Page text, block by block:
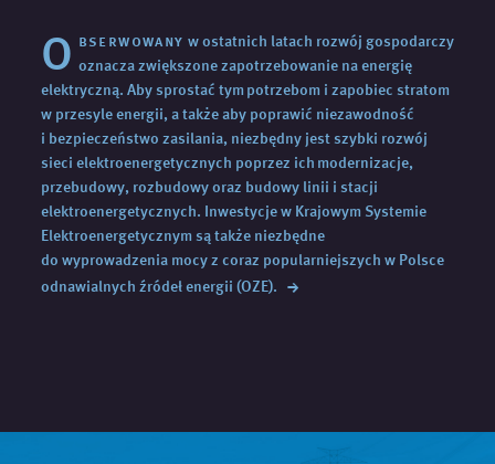
O bserwowany w ostatnich latach rozwój gospodarczy
oznacza zwiększone zapotrzebowanie na energię
elektryczną. Aby sprostać tym potrzebom i zapobiec stratom
w przesyle energii, a także aby poprawić niezawodność
i bezpieczeństwo zasilania, niezbędny jest szybki rozwój
sieci elektroenergetycznych poprzez ich modernizacje,
przebudowy, rozbudowy oraz budowy linii i stacji
elektroenergetycznych. Inwestycje w Krajowym Systemie
Elektroenergetycznym są także niezbędne
do wyprowadzenia mocy z coraz popularniejszych w Polsce
odnawialnych źródełenergii (OZE). →